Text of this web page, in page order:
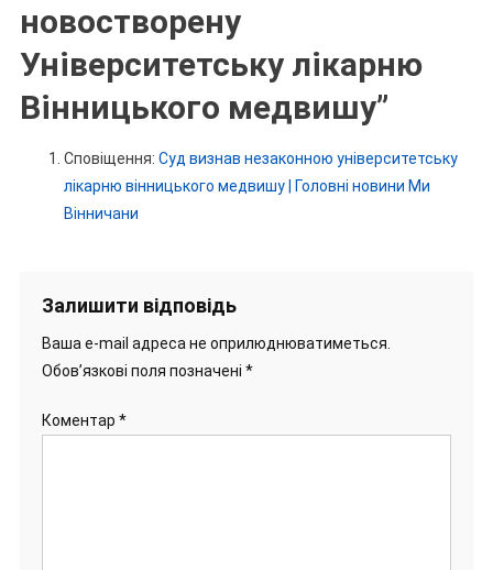
новостворену
Університетську лікарню
Вінницького медвишу”
Сповіщення: Суд визнав незаконною університетську
лікарню вінницького медвишу | Головні новини Ми
Вінничани
Залишити відповідь
Ваша e-mail адреса не оприлюднюватиметься.
Обов’язкові поля позначені *
Коментар *